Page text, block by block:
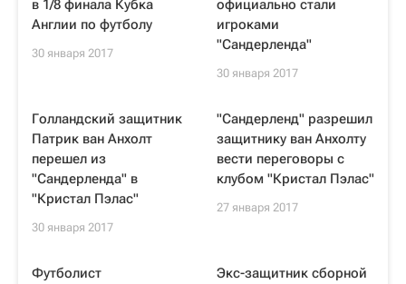
в 1/8 финала Кубка
Англии по футболу
30 января 2017
официально стали
игроками
"Сандерленда"
30 января 2017
Голландский защитник
Патрик ван Анхолт
перешел из
"Сандерленда" в
"Кристал Пэлас"
30 января 2017
"Сандерленд" разрешил
защитнику ван Анхолту
вести переговоры с
клубом "Кристал Пэлас"
27 января 2017
Футболист
Экс-защитник сборной